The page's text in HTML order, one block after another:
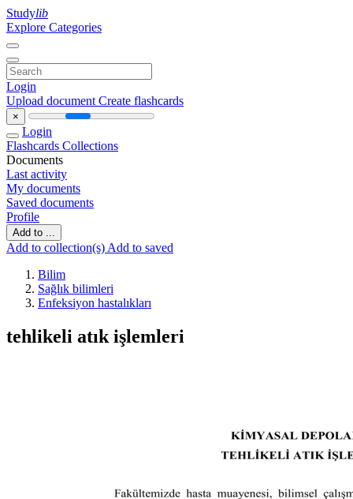
Studylib
Explore Categories
Login
Upload document Create flashcards
×
Login
Flashcards Collections
Documents
Last activity
My documents
Saved documents
Profile
Add to ...
Add to collection(s) Add to saved
Bilim
Sağlık bilimleri
Enfeksiyon hastalıkları
tehlikeli atık işlemleri